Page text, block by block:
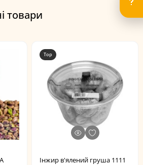
товари
Top
Інжир в'ялений груша 1111